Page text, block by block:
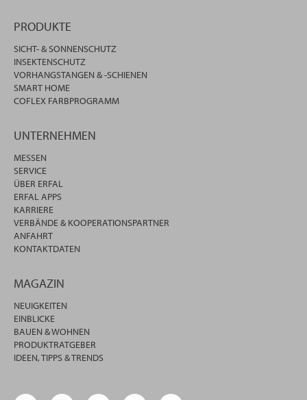
PRODUKTE
SICHT- & SONNENSCHUTZ
INSEKTENSCHUTZ
VORHANGSTANGEN & -SCHIENEN
SMART HOME
COFLEX FARBPROGRAMM
UNTERNEHMEN
MESSEN
SERVICE
ÜBER ERFAL
ERFAL APPS
KARRIERE
VERBÄNDE & KOOPERATIONSPARTNER
ANFAHRT
KONTAKTDATEN
MAGAZIN
NEUIGKEITEN
EINBLICKE
BAUEN & WOHNEN
PRODUKTRATGEBER
IDEEN, TIPPS & TRENDS